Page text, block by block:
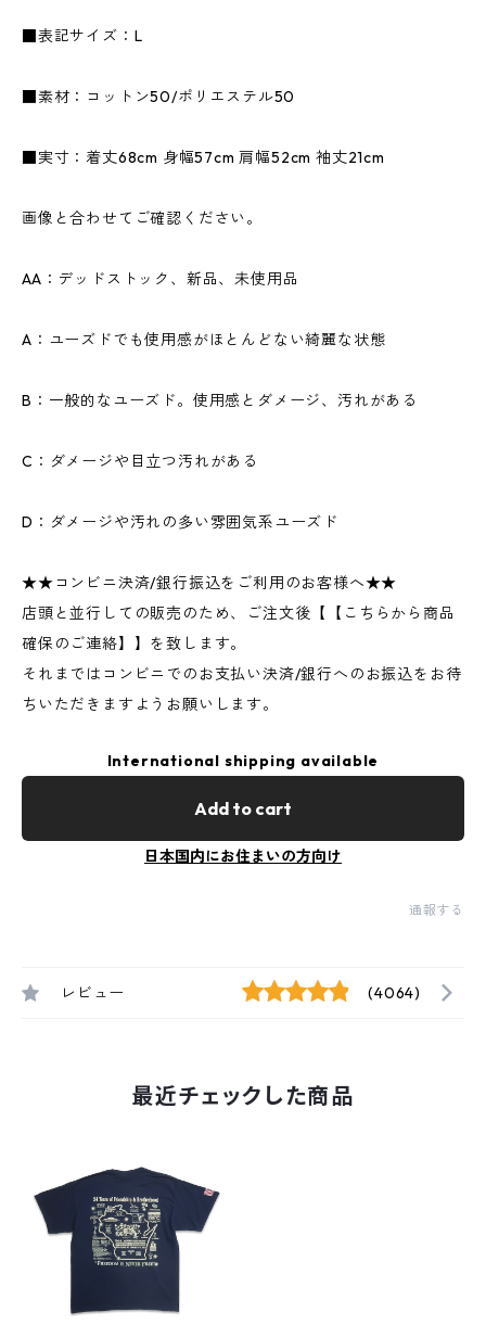
■表記サイズ：L
■素材：コットン50/ポリエステル50
■実寸：着丈68cm 身幅57cm 肩幅52cm 袖丈21cm
画像と合わせてご確認ください。
AA：デッドストック、新品、未使用品
A：ユーズドでも使用感がほとんどない綺麗な状態
B：一般的なユーズド。使用感とダメージ、汚れがある
C：ダメージや目立つ汚れがある
D：ダメージや汚れの多い雰囲気系ユーズド
★★コンビニ決済/銀行振込をご利用のお客様へ★★
店頭と並行しての販売のため、ご注文後【【こちらから商品
確保のご連絡】】を致します。
それまではコンビニでのお支払い決済/銀行へのお振込をお待
ちいただきますようお願いします。
International shipping available
Add to cart
日本国内にお住まいの方向け
通報する
レビュー (4064)
最近チェックした商品